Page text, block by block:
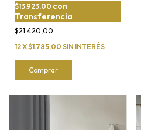
$21.420,00
$13.923,00 con
Transferencia
12X$1.785,00 SIN INTERÉS
Comprar